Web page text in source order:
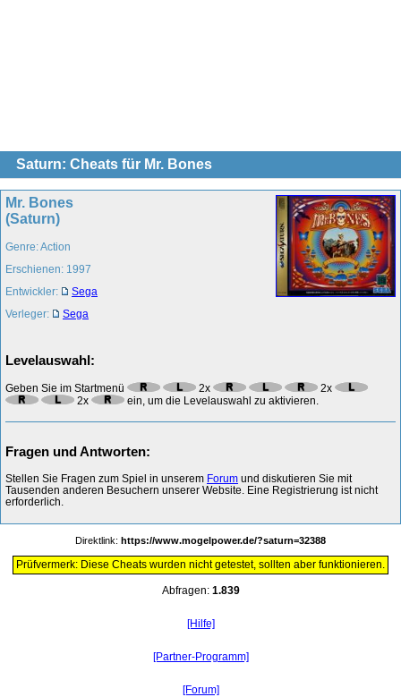
Saturn: Cheats für Mr. Bones
Mr. Bones
(Saturn)
Genre: Action
Erschienen: 1997
Entwickler:
Sega
Verleger:
Sega
Levelauswahl:
Geben Sie im Startmenü 2x
2x
2x
ein, um die Levelauswahl zu aktivieren.
Fragen und Antworten:
Stellen Sie Fragen zum Spiel in unserem Forum und diskutieren Sie mit
Tausenden anderen Besuchern unserer Website. Eine Registrierung ist nicht
erforderlich.
Direktlink: https://www.mogelpower.de/?saturn=32388
Prüfvermerk: Diese Cheats wurden nicht getestet, sollten aber funktionieren.
Abfragen: 1.839
[Hilfe]
[Partner-Programm]
[Forum]